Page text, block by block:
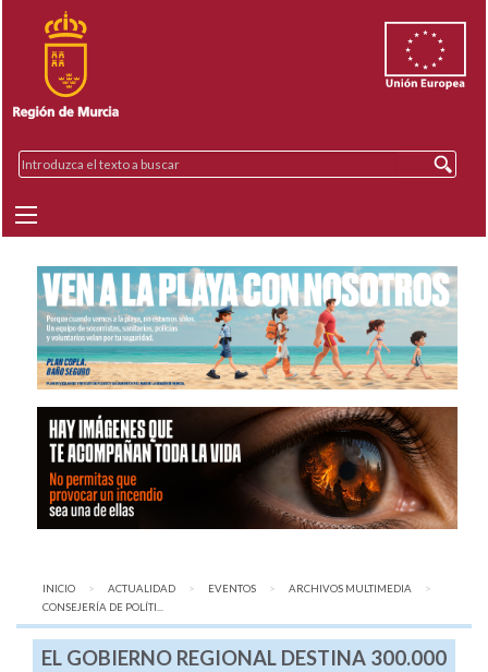
INICIO ACTUALIDAD EVENTOS
ARCHIVOS MULTIMEDIA
AQUÍ:
CONSEJERÍA DE POLÍTI...
EL GOBIERNO REGIONAL DESTINA 300.000